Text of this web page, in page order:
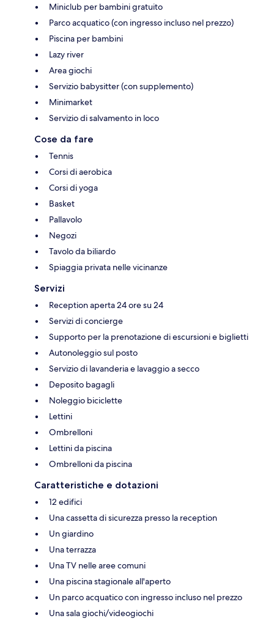
Miniclub per bambini gratuito
Parco acquatico (con ingresso incluso nel prezzo)
Piscina per bambini
Lazy river
Area giochi
Servizio babysitter (con supplemento)
Minimarket
Servizio di salvamento in loco
Cose da fare
Tennis
Corsi di aerobica
Corsi di yoga
Basket
Pallavolo
Negozi
Tavolo da biliardo
Spiaggia privata nelle vicinanze
Servizi
Reception aperta 24 ore su 24
Servizi di concierge
Supporto per la prenotazione di escursioni e biglietti
Autonoleggio sul posto
Servizio di lavanderia e lavaggio a secco
Deposito bagagli
Noleggio biciclette
Lettini
Ombrelloni
Lettini da piscina
Ombrelloni da piscina
Caratteristiche e dotazioni
12 edifici
Una cassetta di sicurezza presso la reception
Un giardino
Una terrazza
Una TV nelle aree comuni
Una piscina stagionale all'aperto
Un parco acquatico con ingresso incluso nel prezzo
Una sala giochi/videogiochi